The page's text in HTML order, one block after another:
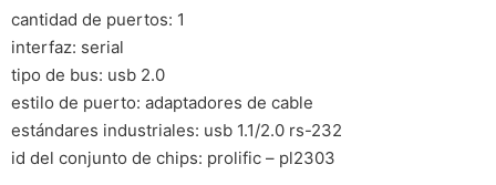
cantidad de puertos: 1
interfaz: serial
tipo de bus: usb 2.0
estilo de puerto: adaptadores de cable
estándares industriales: usb 1.1/2.0 rs-232
id del conjunto de chips: prolific – pl2303